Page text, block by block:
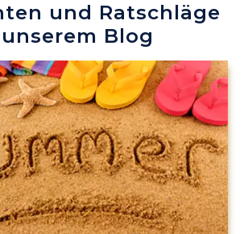
und Ratschläge
Blog